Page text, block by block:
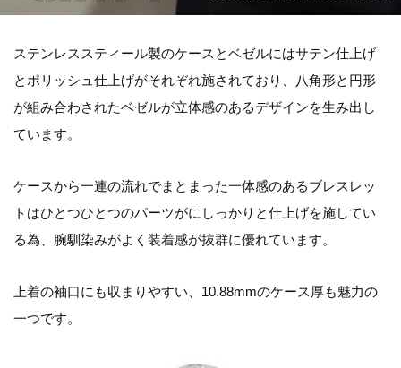
ステンレススティール製のケースとベゼルにはサテン仕上げ
とポリッシュ仕上げがそれぞれ施されており、八角形と円形
が組み合わされたベゼルが立体感のあるデザインを生み出し
ています。
ケースから一連の流れでまとまった一体感のあるブレスレッ
トはひとつひとつのパーツがにしっかりと仕上げを施してい
る為、腕馴染みがよく装着感が抜群に優れています。
上着の袖口にも収まりやすい、10.88mmのケース厚も魅力の
一つです。